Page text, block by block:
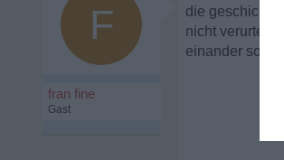
F
fran fine
Gast
die geschichte
nicht
einander